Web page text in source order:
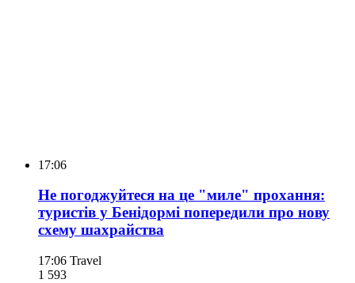
17:06
Не погоджуйтеся на це "миле" прохання:
туристів у Бенідормі попередили про нову
схему шахрайства
17:06 Travel
1 593